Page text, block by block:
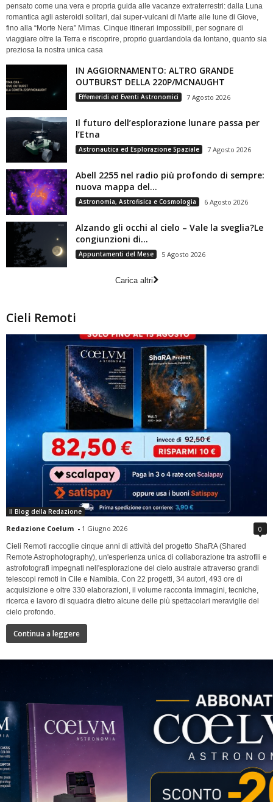
pensato come una vera e propria guida alle vacanze extraterrestri: dalla Luna
romantica agli asteroidi solitari, dai super-vulcani di Marte alle lune di Giove,
fino alla “Morte Nera” Mimas. Cinque itinerari impossibili, per sognare di
viaggiare oltre la Terra e riscoprire, proprio guardandola da lontano, quanto sia
preziosa la nostra unica casa
IN AGGIORNAMENTO: ALTRO GRANDE
OUTBURST DELLA 220P/MCNAUGHT
Effemeridi ed Eventi Astronomici 7 Agosto 2026
Il futuro dell’esplorazione lunare passa per
l’Etna
Astronautica ed Esplorazione Spaziale 7 Agosto 2026
Abell 2255 nel radio più profondo di sempre:
nuova mappa del...
Astronomia, Astrofisica e Cosmologia 6 Agosto 2026
Alzando gli occhi al cielo – Vale la sveglia?Le
congiunzioni di...
Appuntamenti del Mese 5 Agosto 2026
Carica altri
Cieli Remoti
Il Blog della Redazione
Redazione Coelum - 1 Giugno 2026 0
Cieli Remoti raccoglie cinque anni di attività del progetto ShaRA (Shared
Remote Astrophotography), un'esperienza unica di collaborazione tra astrofili e
astrofotografi impegnati nell'esplorazione del cielo australe attraverso grandi
telescopi remoti in Cile e Namibia. Con 22 progetti, 34 autori, 493 ore di
acquisizione e oltre 330 elaborazioni, il volume racconta immagini, tecniche,
ricerca e lavoro di squadra dietro alcune delle più spettacolari meraviglie del
cielo profondo.
Continua a leggere